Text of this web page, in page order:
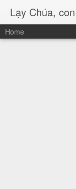
Lạy Chúa,
Home